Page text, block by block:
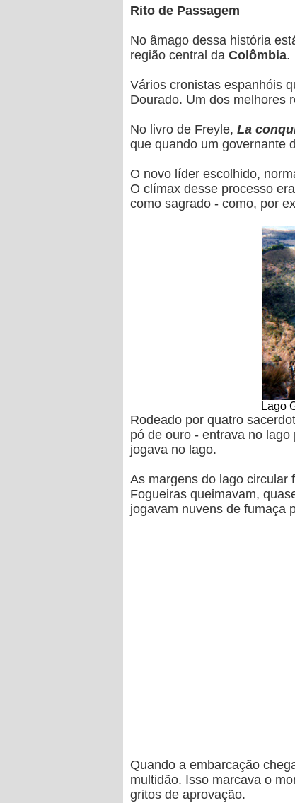
Rito de Passagem
No âmago dessa história
região central da Colômbia.
Vários cronistas espanhóis
Dourado. Um dos melhores
No livro de Freyle, La
que quando um governante
O novo líder escolhido,
O clímax desse processo
como sagrado - como, por
Lago
Rodeado por quatro
pó de ouro - entrava no
jogava no lago.
As margens do lago circular
Fogueiras queimavam,
jogavam nuvens de fumaça
Quando a embarcação
multidão. Isso marcava o
gritos de aprovação.